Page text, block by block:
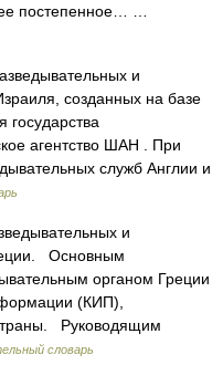
ее постепенное… …
и
созданных на базе
государства
агентство ШАН . При
служб Англии и
и
Основным
органом Греции
(КИП),
Руководящим
словарь